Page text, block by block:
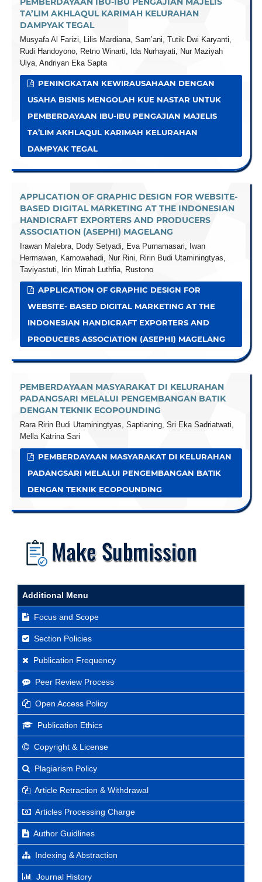
TA’LIM AKHLAQUL KARIMAH KELURAHAN
DAMPYAK TEGAL
Musyafa Al Farizi, Lilis Mardiana, Sam’ani, Tutik Dwi Karyanti,
Rudi Handoyono, Retno Winarti, Ida Nurhayati, Nur Maziyah
Ulya, Andriyan Eka Sapta
PENINGKATAN KEWIRAUSAHAAN DENGAN
USAHA BISNIS MENGOLAH KUE NASTAR UNTUK
PEMBERDAYAAN IBU-IBU PENGAJIAN MAJELIS
TA’LIM AKHLAQUL KARIMAH KELURAHAN
DAMPYAK TEGAL
APPLICATION OF GRAPHIC DESIGN FOR WEBSITE-
BASED DIGITAL MARKETING AT THE INDONESIAN
HANDICRAFT EXPORTERS AND PRODUCERS
ASSOCIATION (ASEPHI) MAGELANG
Irawan Malebra, Dody Setyadi, Eva Purnamasari, Iwan
Hermawan, Karnowahadi, Nur Rini, Ririn Budi Utaminingtyas,
Taviyastuti, Irin Mirrah Luthfia, Rustono
APPLICATION OF GRAPHIC DESIGN FOR
WEBSITE- BASED DIGITAL MARKETING AT THE
INDONESIAN HANDICRAFT EXPORTERS AND
PRODUCERS ASSOCIATION (ASEPHI) MAGELANG
PEMBERDAYAAN MASYARAKAT DI KELURAHAN
PADANGSARI MELALUI PENGEMBANGAN BATIK
DENGAN TEKNIK ECOPOUNDING
Rara Ririn Budi Utaminingtyas, Saptianing, Sri Eka Sadriatwati,
Mella Katrina Sari
PEMBERDAYAAN MASYARAKAT DI KELURAHAN
PADANGSARI MELALUI PENGEMBANGAN BATIK
DENGAN TEKNIK ECOPOUNDING
Additional Menu
Focus and Scope
Section Policies
Publication Frequency
Peer Review Process
Open Access Policy
Publication Ethics
Copyright & License
Plagiarism Policy
Article Retraction & Withdrawal
Articles Processing Charge
Author Guidlines
Indexing & Abstraction
Journal History